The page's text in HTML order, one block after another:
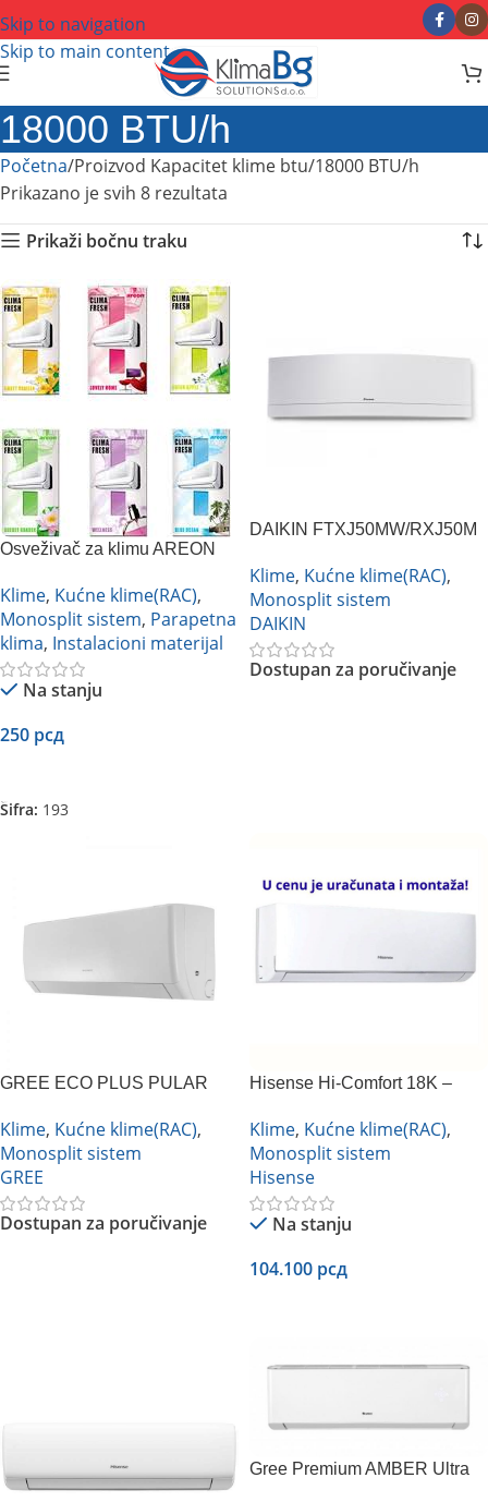
Skip to navigation
Skip to main content
18000 BTU/h
Početna Proizvod Kapacitet klime btu 18000 BTU/h
Prikazano je svih 8 rezultata
Prikaži bočnu traku
Osveživač za klimu AREON
Klime, Kućne klime(RAC),
Monosplit sistem, Parapetna
klima, Instalacioni materijal
Na stanju
250 рсд
Šifra: 193
DAIKIN FTXJ50MW/RXJ50M
Klime, Kućne klime(RAC),
Monosplit sistem
DAIKIN
Dostupan za poručivanje
GREE ECO PLUS PULAR
Klime, Kućne klime(RAC),
Monosplit sistem
GREE
Dostupan za poručivanje
Hisense Hi-Comfort 18K –
Klime, Kućne klime(RAC),
Monosplit sistem
Hisense
Na stanju
104.100 рсд
Gree Premium AMBER Ultra